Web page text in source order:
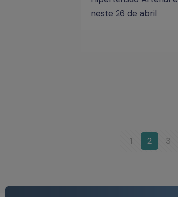
neste 26 de abril
1 2 3